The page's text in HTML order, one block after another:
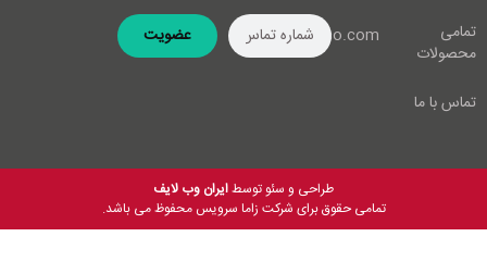
تمامی
محصولات
تماس با ما
info@zamaco.com
عضویت
طراحی و سئو توسطایران وب لایف
تمامی حقوق برای شرکت زاما سرویس محفوظ می باشد.